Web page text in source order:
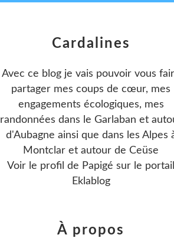
Cardalines
Avec ce blog je vais pouvoir vous
partager mes coups de cœur, mes
engagements écologiques, mes
randonnées dans le Garlaban et
d'Aubagne ainsi que dans les Alpes
Montclar et autour de Ceüse
Voir le profil de Papigé sur le portail
Eklablog
À propos